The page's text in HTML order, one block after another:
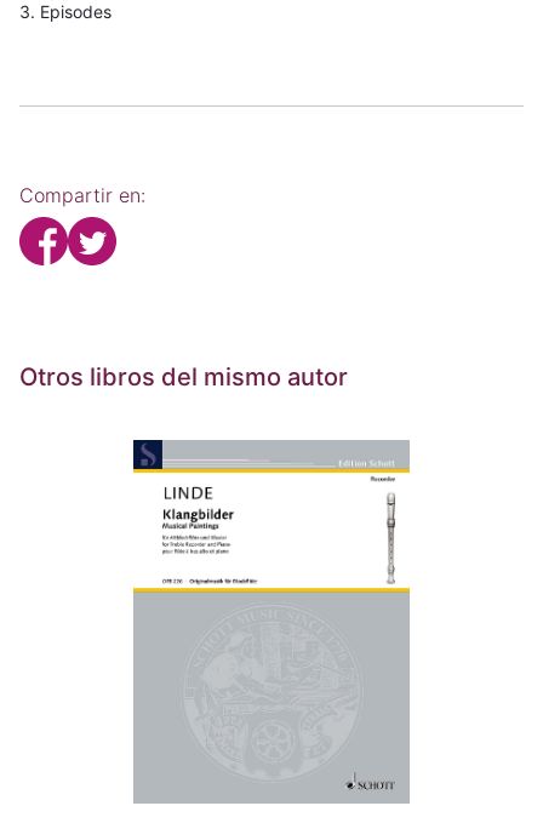
3. Episodes
Compartir en:
Otros libros del mismo autor